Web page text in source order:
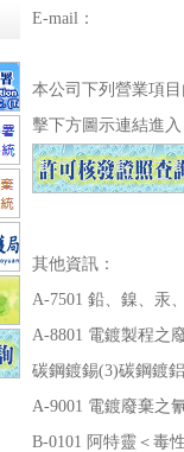
E-mail：
本公司下列營業項
擊下方圖示連結進
其他資訊：
A-7501 鉛、鎳、汞
A-8801 電鍍製程之
碳鋼鍍錫(3)碳鋼鍍
A-9001 電鍍廢棄之
B-0101 阿特靈＜毒